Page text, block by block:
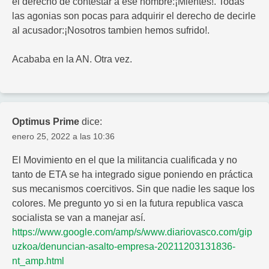
las agonias son pocas para adquirir el derecho de decirle
al acusador:¡Nosotros tambien hemos sufrido!.
Acababa en la AN. Otra vez.
Optimus Prime dice:
enero 25, 2022 a las 10:36
El Movimiento en el que la militancia cualificada y no
tanto de ETA se ha integrado sigue poniendo en práctica
sus mecanismos coercitivos. Sin que nadie les saque los
colores. Me pregunto yo si en la futura republica vasca
socialista se van a manejar así.
https://www.google.com/amp/s/www.diariovasco.com/gip
uzkoa/denuncian-asalto-empresa-20211203131836-
nt_amp.html